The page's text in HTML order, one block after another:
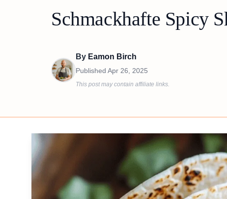
Schmackhafte Spicy
By Eamon Birch
Published Apr 26, 2025
This post may contain affiliate links.